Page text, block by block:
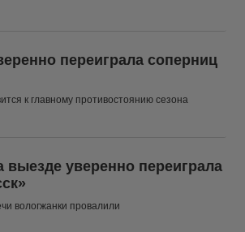
переиграла соперниц
к главному противостоянию сезона
выезде уверенно переиграла
вологжанки провалили